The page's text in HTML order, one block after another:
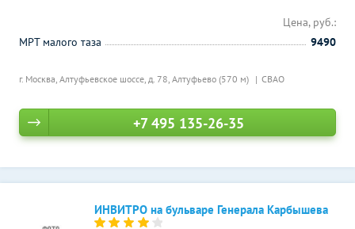
г. Москва, Алтуфьевское шоссе, д. 78, Алтуфьево (570 м) СВАО
Цена, руб.:
МРТ малого таза
9490
+7 495 135-26-35
ИНВИТРО на бульваре Генерала Карбышева